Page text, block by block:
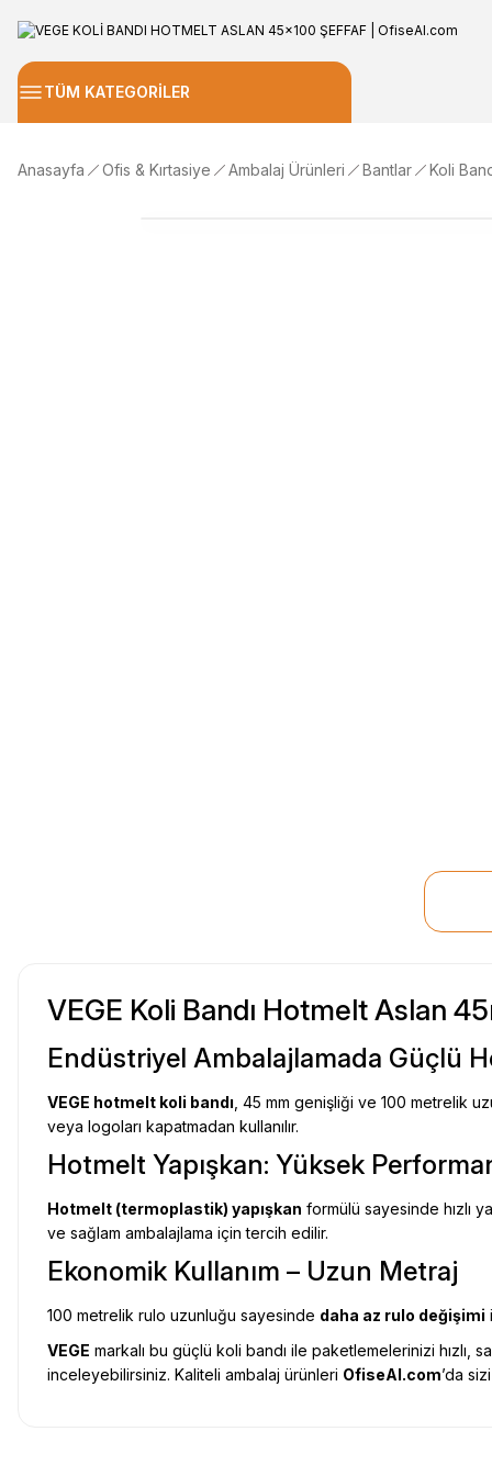
TÜM KATEGORİLER
Anasayfa Ofis & Kırtasiye Ambalaj Ürünleri Bantlar Koli
VEGE Koli Bandı Hotmelt Aslan
Endüstriyel Ambalajlamada Güçlü
VEGE hotmelt koli bandı , 45 mm genişliği ve 100 metrelik
veya logoları kapatmadan kullanılır.
Hotmelt Yapışkan: Yüksek
Hotmelt (termoplastik) yapışkan formülü sayesinde hızlı
ve sağlam ambalajlama için tercih edilir.
Ekonomik Kullanım – Uzun Metraj
100 metrelik rulo uzunluğu sayesinde daha az rulo değişimi
VEGE markalı bu güçlü koli bandı ile paketlemelerinizi hızlı,
inceleyebilirsiniz. Kaliteli ambalaj ürünleri OfiseAl.com’da